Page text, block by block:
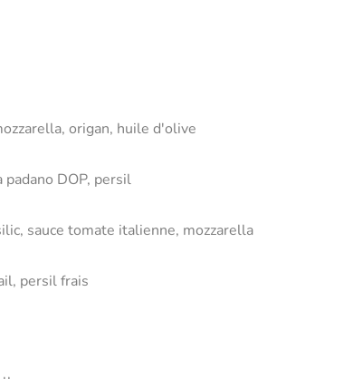
origan, huile d'olive
DOP, persil
sauce tomate italienne, mozzarella
persil frais